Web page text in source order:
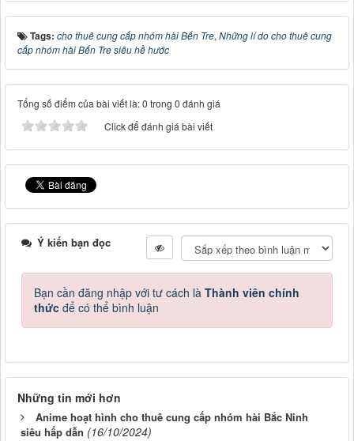
Tags: cho thuê cung cấp nhóm hài Bến Tre, Những lí do cho thuê cung
cấp nhóm hài Bến Tre siêu hề hước
Tổng số điểm của bài viết là: 0 trong 0 đánh giá
Click để đánh giá bài viết
Ý kiến bạn đọc
Bạn cần đăng nhập với tư cách là Thành viên chính
thức để có thể bình luận
Những tin mới hơn
Anime hoạt hình cho thuê cung cấp nhóm hài Bắc Ninh
siêu hấp dẫn (16/10/2024)